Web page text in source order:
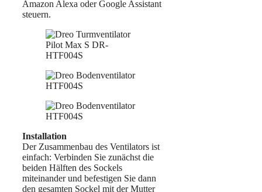
Amazon Alexa oder Google Assistant
steuern.
Installation
Der Zusammenbau des Ventilators ist
einfach: Verbinden Sie zunächst die
beiden Hälften des Sockels
miteinander und befestigen Sie dann
den gesamten Sockel mit der Mutter